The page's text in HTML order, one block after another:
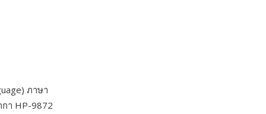
ภาษา
า HP-9872